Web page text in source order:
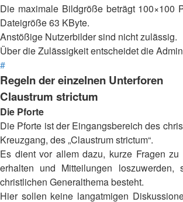
Die maximale Bildgröße beträgt 100×100
Dateigröße 63 KByte.
Anstößige Nutzerbilder sind nicht zulässig.
Über die Zulässigkeit entscheidet die
#
Regeln der einzelnen Unterforen
Claustrum strictum
Die Pforte
Die Pforte ist der Eingangsbereich des
Kreuzgang, des „Claustrum strictum“.
Es dient vor allem dazu, kurze Fragen zu
erhalten und Mitteilungen loszuwerden,
christlichen Generalthema besteht.
Hier sollen keine langatmigen